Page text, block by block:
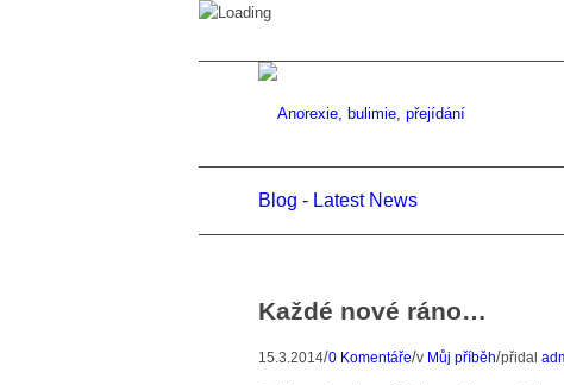
Blog - Latest News
Každé nové ráno…
15.3.2014/0 Komentáře/v Můj příběh/přidal